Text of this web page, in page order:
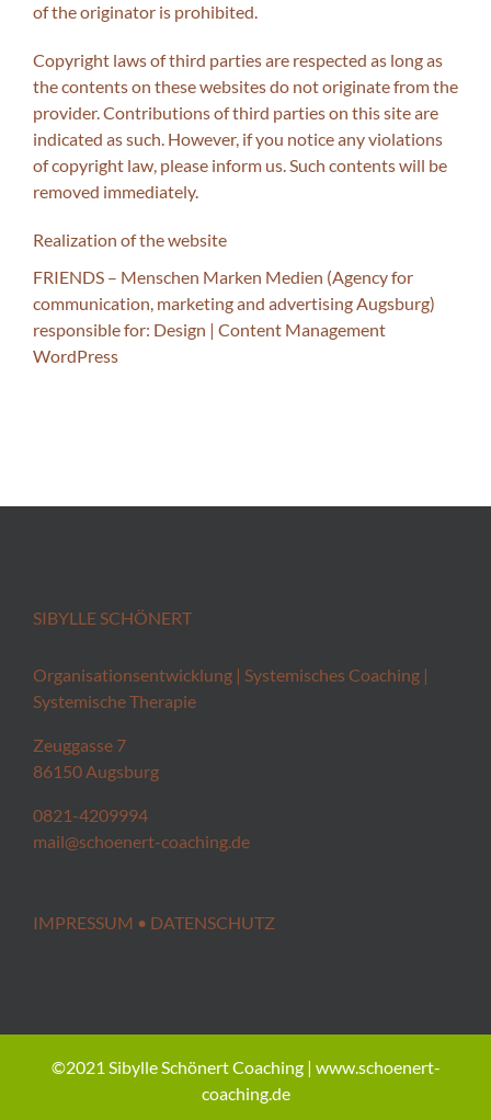
of the originator is prohibited.
Copyright laws of third parties are respected as long as
the contents on these websites do not originate from the
provider. Contributions of third parties on this site are
indicated as such. However, if you notice any violations
of copyright law, please inform us. Such contents will be
removed immediately.
Realization of the website
FRIENDS – Menschen Marken Medien (Agency for
communication, marketing and advertising Augsburg)
responsible for: Design | Content Management
WordPress
SIBYLLE SCHÖNERT
Organisationsentwicklung | Systemisches Coaching |
Systemische Therapie
Zeuggasse 7
86150 Augsburg
0821-4209994
mail@schoenert-coaching.de
IMPRESSUM • DATENSCHUTZ
©2021 Sibylle Schönert Coaching | www.schoenert-
coaching.de